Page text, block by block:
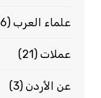
علماء العرب(6)
عملات(21)
عن الأردن(3)